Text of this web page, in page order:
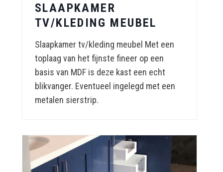
SLAAPKAMER
TV/KLEDING MEUBEL
Slaapkamer tv/kleding meubel Met een
toplaag van het fijnste fineer op een
basis van MDF is deze kast een echt
blikvanger. Eventueel ingelegd met een
metalen sierstrip.